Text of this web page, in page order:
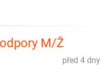
M/Ž
před 4 dny